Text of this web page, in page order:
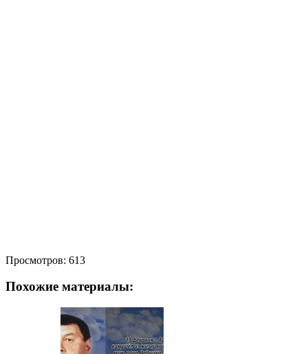
Просмотров: 613
Похожие материалы: